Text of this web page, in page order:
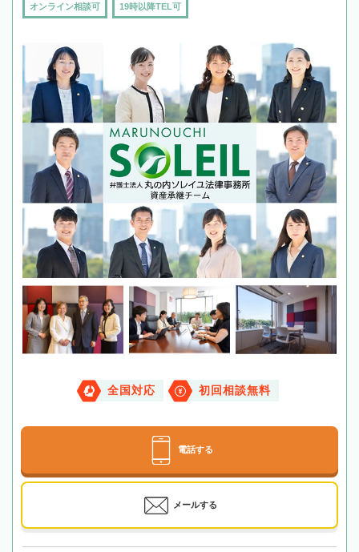
オンライン相談可 19時以降TEL可
全国対応 初回相談無料
電話する
メールする